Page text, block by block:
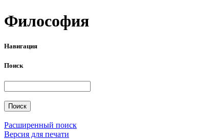
Философия
Навигация
Поиск
Расширенный поиск
Версия для печати